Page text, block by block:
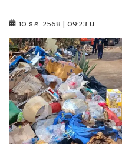
10 ธ.ค. 2568 | 09:23 น.